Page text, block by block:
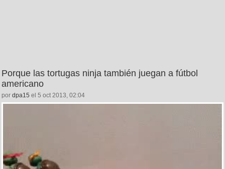
Porque las tortugas ninja también juegan a fútbol
americano
por dpa15 el 5 oct 2013, 02:04